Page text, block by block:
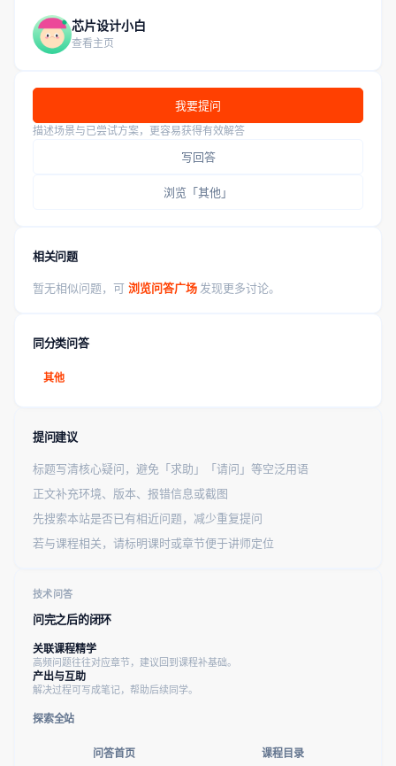
芯片设计小白
查看主页
我要提问
描述场景与已尝试方案，更容易获得有效解答
写回答
浏览「其他」
相关问题
暂无相似问题，可 浏览问答广场 发现更多讨论。
同分类问答
其他
提问建议
标题写清核心疑问，避免「求助」「请问」等空泛用语
正文补充环境、版本、报错信息或截图
先搜索本站是否已有相近问题，减少重复提问
若与课程相关，请标明课时或章节便于讲师定位
技术问答
问完之后的闭环
关联课程精学
高频问题往往对应章节，建议回到课程补基础。
产出与互助
解决过程可写成笔记，帮助后续同学。
探索全站
问答首页 课程目录